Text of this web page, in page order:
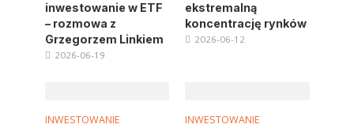
inwestowanie w ETF
– rozmowa z
Grzegorzem Linkiem
2026-06-19
ekstremalną
koncentrację rynków
2026-06-12
INWESTOWANIE
INWESTOWANIE